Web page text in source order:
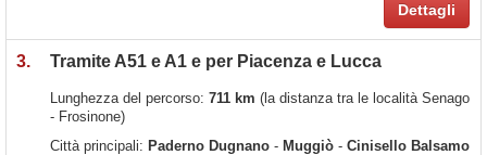
Dettagli
3. Tramite A51 e A1 e per Piacenza e Lucca
Lunghezza del percorso: 711 km (la distanza tra le località Senago
- Frosinone)
Città principali: Paderno Dugnano - Muggiò - Cinisello Balsamo